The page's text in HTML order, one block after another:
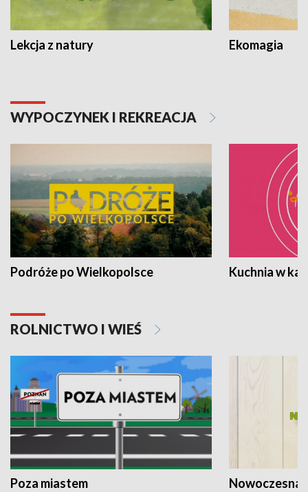
Lekcja z natury Ekomagia
WYPOCZYNEK I REKREACJA
Podróże po Wielkopolsce Kuchnia w
ROLNICTWO I WIEŚ
Poza miastem Nowoczesna